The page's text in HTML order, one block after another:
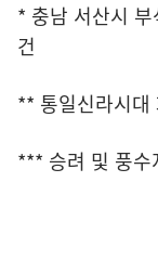
* 충남 서산시
건
** 통일신라시
*** 승려 및 풍